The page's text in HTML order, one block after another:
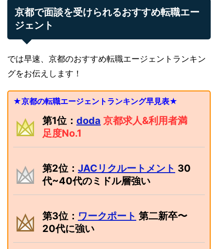
京都で面談を受けられるおすすめ転職エー
ジェント
では早速、京都のおすすめ転職エージェントランキン
グをお伝えします！
★京都の転職エージェントランキング早見表★
第1位： doda 京都求人&利用者満
足度No.1
第2位： JACリクルートメント 30
代~40代のミドル層強い
第3位： ワークポート 第二新卒〜
20代に強い